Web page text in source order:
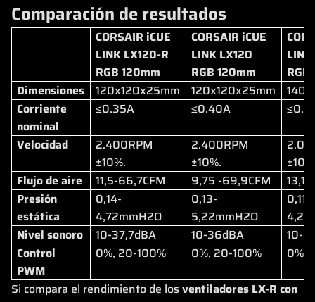
Comparación de resultados
CORSAIR iCUE
LINK LX120-R
RGB 120mm
CORSAIR iCUE
LINK LX120
RGB 120mm
Dimensiones
120x120x25mm 120x120x25mm
Corriente
nominal
≤0.35A ≤0.40A
Velocidad
2.400RPM
±10%.
2.400RPM
±10%.
Flujo de aire
11,5-66,7CFM 9,75 -69,9CFM
Presión
estática
0,14-
4,72mmH2O
0,13-
5,22mmH2O
0,11-
Nivel sonoro
10-37,7dBA 10-36dBA
10-
Control
PWM
0%, 20-100% 0%, 20-100% 0%,
Si compara el rendimiento de losventiladores LX-R con